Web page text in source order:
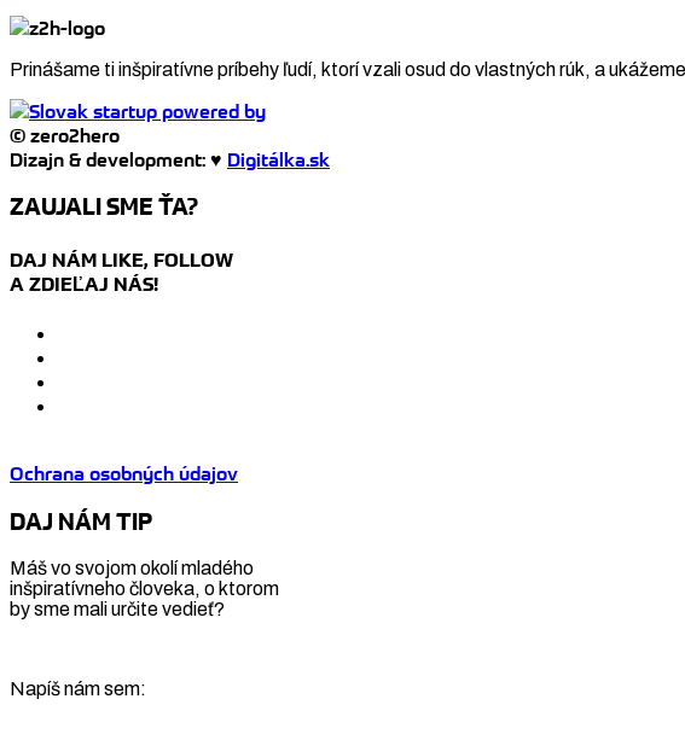
Prinášame ti inšpiratívne príbehy ľudí, ktorí vzali osud do vlastných rúk, a
© zero2hero
Dizajn & development: ♥ Digitálka.sk
ZAUJALI SME ŤA?
DAJ NÁM LIKE, FOLLOW
A ZDIEĽAJ NÁS!
Ochrana osobných údajov
DAJ NÁM TIP
Máš vo svojom okolí mladého
inšpiratívneho človeka, o ktorom
by sme mali určite vedieť?
Napíš nám sem: